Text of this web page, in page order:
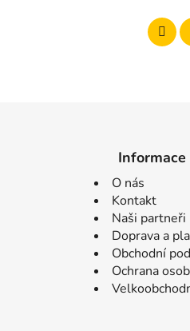
Informace
O nás
Kontakt
Naši partneři
Doprava a
Obchodní
Ochrana